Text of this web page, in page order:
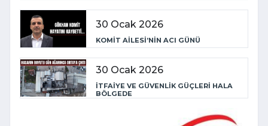
30 Ocak 2026
KOMİT AİLESİ’NİN ACI GÜNÜ
30 Ocak 2026
İTFAİYE VE GÜVENLİK GÜÇLERİ HALA
BÖLGEDE